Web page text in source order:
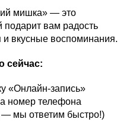
мишка» — это
подарит вам радость
и вкусные воспоминания.
сейчас:
«Онлайн-запись»
номер телефона
— мы ответим быстро!)